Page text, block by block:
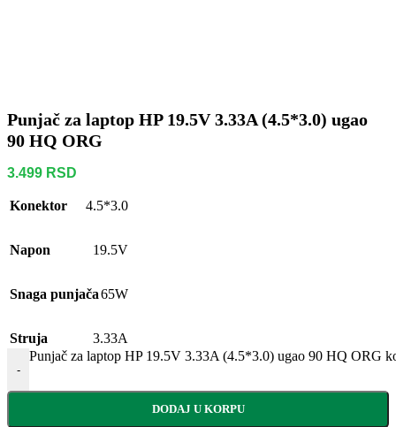
Punjač za laptop HP 19.5V 3.33A (4.5*3.0) ugao
90 HQ ORG
3.499 RSD
Konektor 4.5*3.0
Napon 19.5V
Snaga punjača65W
Struja 3.33A
-
Punjač za laptop HP 19.5V 3.33A (4.5*3.0) ugao 90 HQ ORG
DODAJ U KORPU